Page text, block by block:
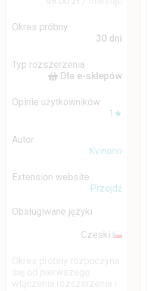
Okres próbny
30 dni
Typ rozszerzenia
Dla e-sklepów
Opinie użytkowników
1★
Autor
Kvinono
Extension website
Przejdź
Obsługiwane języki
Czeski